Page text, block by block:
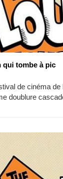
qui tombe à pic
de cinéma
doublure